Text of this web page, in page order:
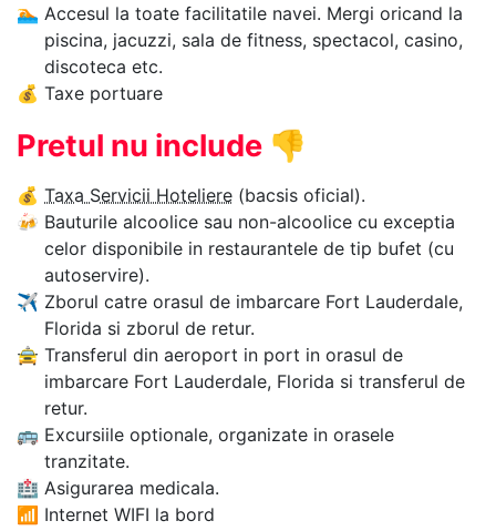
🏊‍ Accesul la toate facilitatile navei. Mergi oricand la
piscina, jacuzzi, sala de fitness, spectacol, casino,
discoteca etc.
💰 Taxe portuare
Pretul nu include 👎
💰 Taxa Servicii Hoteliere (bacsis oficial).
🍻 Bauturile alcoolice sau non-alcoolice cu exceptia
celor disponibile in restaurantele de tip bufet (cu
autoservire).
✈ Zborul catre orasul de imbarcare Fort Lauderdale,
Florida si zborul de retur.
🚖 Transferul din aeroport in port in orasul de
imbarcare Fort Lauderdale, Florida si transferul de
retur.
🚌 Excursiile optionale, organizate in orasele
tranzitate.
🏥 Asigurarea medicala.
📶 Internet WIFI la bord